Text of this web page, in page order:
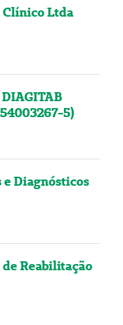
Clínico Ltda
5)
Diagnósticos
Reabilitação